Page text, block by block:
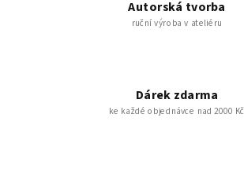
Autorská tvorba
ruční výroba v ateliéru
Dárek zdarma
ke každé objednávce nad 2000 Kč